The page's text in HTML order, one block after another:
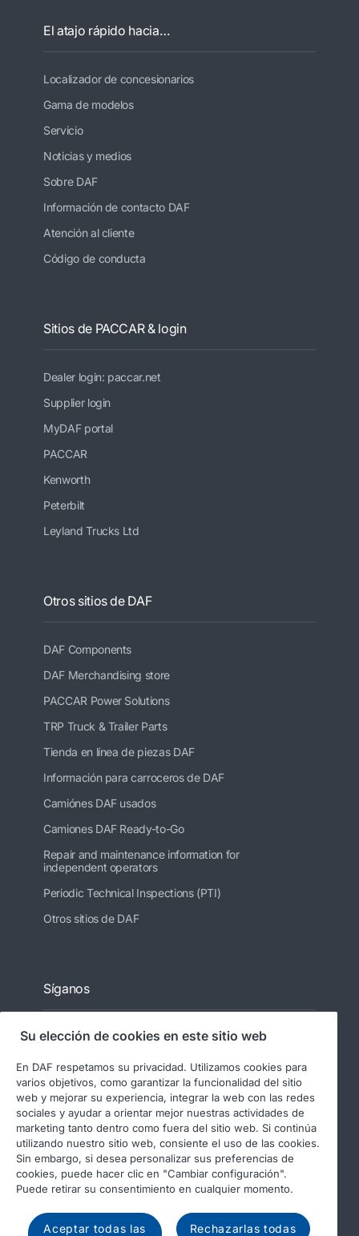
El atajo rápido hacia…
Localizador de concesionarios
Gama de modelos
Servicio
Noticias y medios
Sobre DAF
Información de contacto DAF
Atención al cliente
Código de conducta
Sitios de PACCAR & login
Dealer login: paccar.net
Supplier login
MyDAF portal
PACCAR
Kenworth
Peterbilt
Leyland Trucks Ltd
Otros sitios de DAF
DAF Components
DAF Merchandising store
PACCAR Power Solutions
TRP Truck & Trailer Parts
Tienda en línea de piezas DAF
Información para carroceros de DAF
Camiónes DAF usados
Camiones DAF Ready-to-Go
Repair and maintenance information for
independent operators
Periodic Technical Inspections (PTI)
Otros sitios de DAF
Síganos
© 2026 DAF
Aviso legal
Declaración de privacidad
Condiciones generales
Uso de cookies en DAF
Informes regulatorios
Su elección de cookies en este sitio web
En DAF respetamos su privacidad. Utilizamos cookies para
varios objetivos, como garantizar la funcionalidad del sitio
web y mejorar su experiencia, integrar la web con las redes
sociales y ayudar a orientar mejor nuestras actividades de
marketing tanto dentro como fuera del sitio web. Si continúa
utilizando nuestro sitio web, consiente el uso de las cookies.
Sin embargo, si desea personalizar sus preferencias de
cookies, puede hacer clic en "Cambiar configuración".
Puede retirar su consentimiento en cualquier momento.
Aceptar todas las
Rechazarlas todas